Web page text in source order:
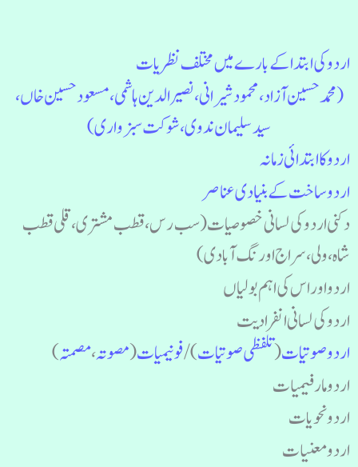
اردو کی ابتدا کے بارے میں مختلف نظریات
(محمد حسین آزاد، محمود شیرانی، نصیرالدین ہاشمی، مسعود حسین خاں،
سیدسلیمان ندوی، شوکت سبزواری)
اردو کا ابتدائی زمانہ
اردو ساخت کے بنیادی عناصر
دکنی اردو کی لسانی خصوصیات (سب رس، قطب مشتری، قلی قطب
شاہ، ولی ، سراج اورنگ آبادی)
اردو اور اس کی اہم بولیاں
اردو کی لسانی انفرادیت
اردو صوتیات(تلفظی صوتیات)/فونیمیات(مصوتہ،مصمتہ)
اردو مارفیمیات
اردو نحویات
اردو معنیات